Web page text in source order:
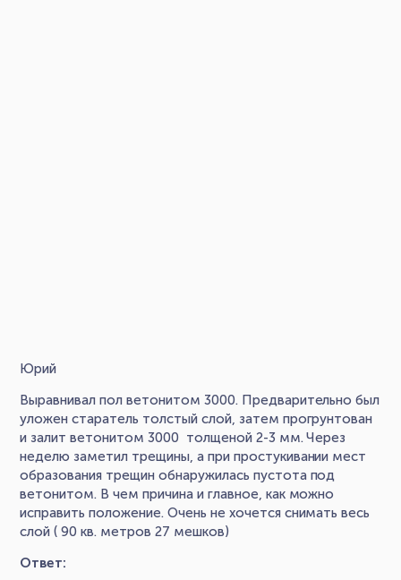
Юрий
Выравнивал пол ветонитом 3000. Предварительно был
уложен старатель толстый слой, затем прогрунтован
и залит ветонитом 3000 толщеной 2-3 мм. Через
неделю заметил трещины, а при простукивании мест
образования трещин обнаружилась пустота под
ветонитом. В чем причина и главное, как можно
исправить положение. Очень не хочется снимать весь
слой ( 90 кв. метров 27 мешков)
Ответ: